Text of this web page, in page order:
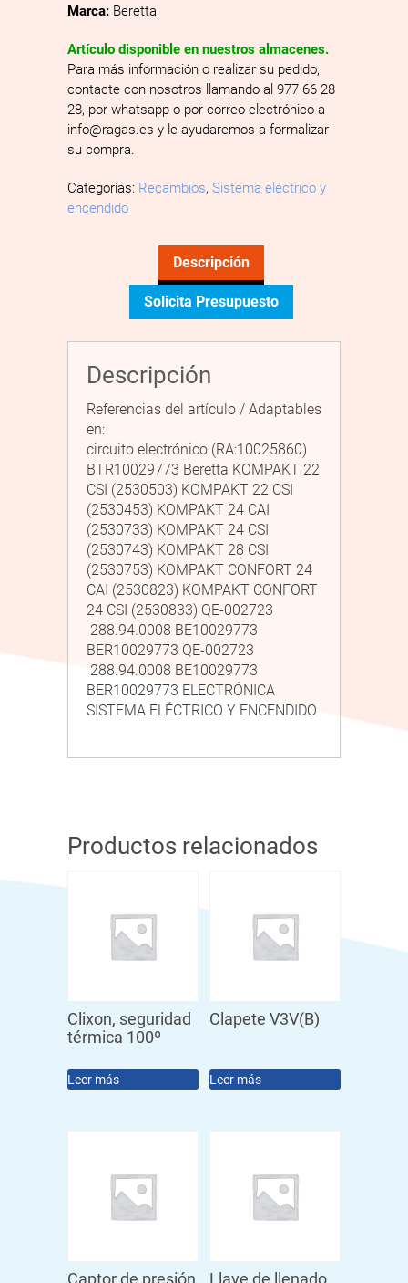
Marca: Beretta
Artículo disponible en nuestros almacenes.
Para más información o realizar su pedido,
contacte con nosotros llamando al 977 66 28
28, por whatsapp o por correo electrónico a
info@ragas.es y le ayudaremos a formalizar
su compra.
Categorías: Recambios, Sistema eléctrico y
encendido
Descripción
Solicita Presupuesto
Descripción
Referencias del artículo / Adaptables
en:
circuito electrónico (RA:10025860)
BTR10029773 Beretta KOMPAKT 22
CSI (2530503) KOMPAKT 22 CSI
(2530453) KOMPAKT 24 CAI
(2530733) KOMPAKT 24 CSI
(2530743) KOMPAKT 28 CSI
(2530753) KOMPAKT CONFORT 24
CAI (2530823) KOMPAKT CONFORT
24 CSI (2530833) QE-002723
288.94.0008 BE10029773
BER10029773 QE-002723
288.94.0008 BE10029773
BER10029773 ELECTRÓNICA
SISTEMA ELÉCTRICO Y ENCENDIDO
Productos relacionados
Clixon, seguridad
térmica 100º
Leer más
Clapete V3V(B)
Leer más
Captor de presión Llave de llenado